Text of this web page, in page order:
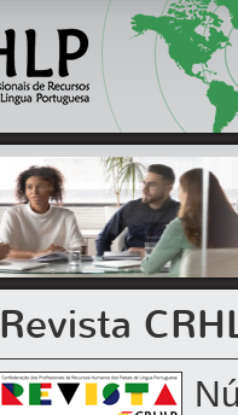
Revista